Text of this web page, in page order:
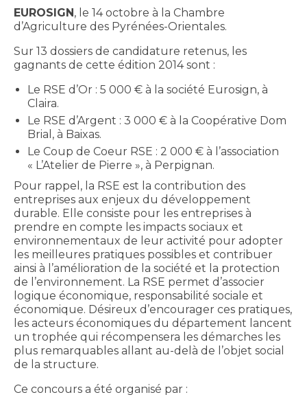
EUROSIGN, le 14 octobre à la Chambre
d’Agriculture des Pyrénées-Orientales.
Sur 13 dossiers de candidature retenus, les
gagnants de cette édition 2014 sont :
Le RSE d’Or : 5 000 € à la société Eurosign, à
Claira.
Le RSE d’Argent : 3 000 € à la Coopérative Dom
Brial, à Baixas.
Le Coup de Coeur RSE : 2 000 € à l’association
« L’Atelier de Pierre », à Perpignan.
Pour rappel, la RSE est la contribution des
entreprises aux enjeux du développement
durable. Elle consiste pour les entreprises à
prendre en compte les impacts sociaux et
environnementaux de leur activité pour adopter
les meilleures pratiques possibles et contribuer
ainsi à l’amélioration de la société et la protection
de l’environnement. La RSE permet d’associer
logique économique, responsabilité sociale et
économique. Désireux d’encourager ces pratiques,
les acteurs économiques du département lancent
un trophée qui récompensera les démarches les
plus remarquables allant au-delà de l’objet social
de la structure.
Ce concours a été organisé par :